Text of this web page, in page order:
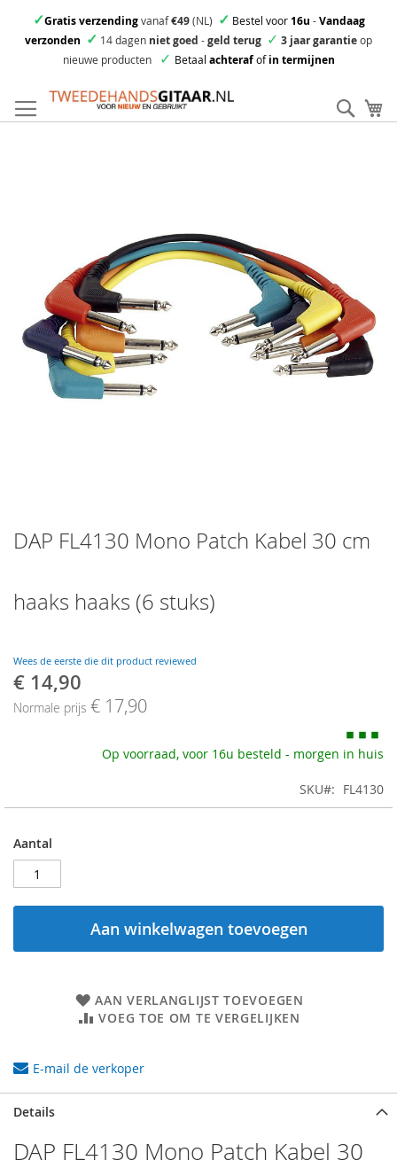
✓Gratis verzendingvanaf€49(NL) ✓ Bestel voor16u -Vandaag
verzonden ✓ 14 dagen niet goed -geld terug ✓ 3 jaar garantieop
nieuwe producten
✓ Betaal achterafofin termijnen
direct
door
DAP FL4130 Mono Patch Kabel 30 cm
haaks haaks (6 stuks)
Wees de eerste die dit product reviewed
Speciale
€ 14,90
Normale prijs € 17,90
Op voorraad, voor 16u besteld - morgen in huis
SKU FL4130
Aantal
Aan winkelwagen toevoegen
AAN VERLANGLIJST TOEVOEGEN
VOEG TOE OM TE VERGELIJKEN
E-mail de verkoper
to
the
the
Details
DAP FL4130 Mono Patch Kabel 30